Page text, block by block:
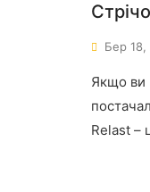
Бер 18,
Якщо ви
Relast –